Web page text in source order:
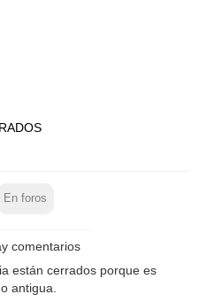
En foros
comentarios
están cerrados porque es
antigua.